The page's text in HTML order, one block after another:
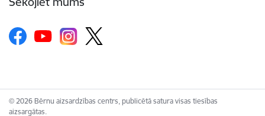
© 2026 Bērnu aizsardzības centrs, publicētā satura visas tiesības
aizsargātas.